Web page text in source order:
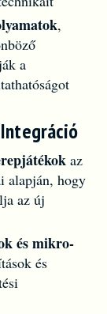
,
a
az
alapján, hogy
az új
és mikro-
és